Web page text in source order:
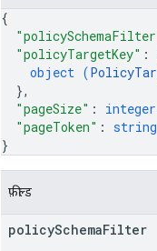
{
"policyTargetKey" :
object (
},
"pageSize" : integer
"pageToken" : string
}
फ़ील्ड
policySchemaFilter